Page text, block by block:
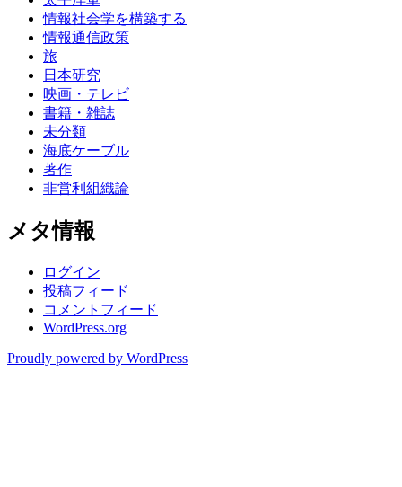
情報社会学を構築する
情報通信政策
旅
日本研究
映画・テレビ
書籍・雑誌
未分類
海底ケーブル
著作
非営利組織論
メタ情報
ログイン
投稿フィード
コメントフィード
WordPress.org
Proudly powered by WordPress